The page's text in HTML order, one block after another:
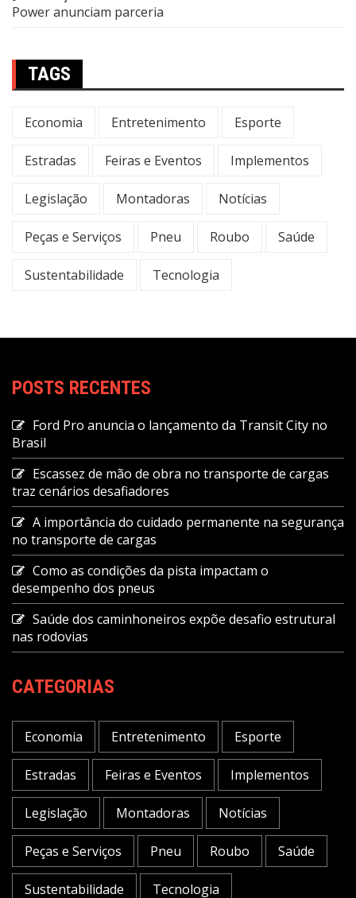
Power anunciam parceria
TAGS
Economia Entretenimento Esporte
Estradas Feiras e Eventos Implementos
Legislação Montadoras Notícias
Peças e Serviços Pneu Roubo Saúde
Sustentabilidade Tecnologia
POSTS RECENTES
Ford Pro anuncia o lançamento da Transit City no
Brasil
Escassez de mão de obra no transporte de cargas
traz cenários desafiadores
A importância do cuidado permanente na segurança
no transporte de cargas
Como as condições da pista impactam o
desempenho dos pneus
Saúde dos caminhoneiros expõe desafio estrutural
nas rodovias
CATEGORIAS
Economia Entretenimento Esporte
Estradas Feiras e Eventos Implementos
Legislação Montadoras Notícias
Peças e Serviços Pneu Roubo Saúde
Sustentabilidade Tecnologia